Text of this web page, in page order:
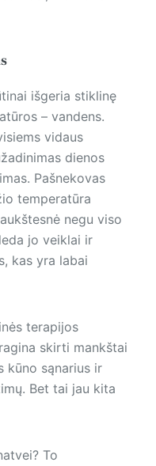
išgeria stiklinę
– vandens.
vidaus
dienos
Pašnekovas
temperatūra
negu viso
jo veiklai ir
kas yra labai
terapijos
skirti mankštai
kūno sąnarius ir
Bet tai jau kita
To